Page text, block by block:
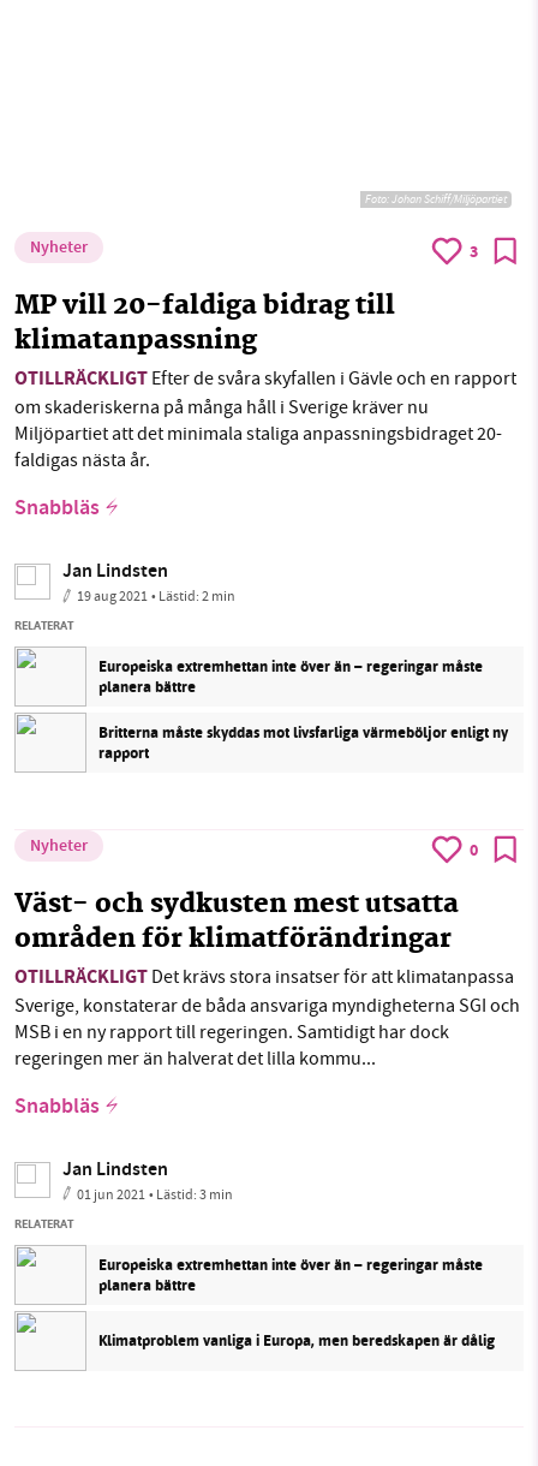
Foto:Johan Schiff/Miljöpartiet
Nyheter 3
MP vill 20-faldiga bidrag till
klimatanpassning
OTILLRÄCKLIGT Efter de svåra skyfallen i Gävle och en rapport
om skaderiskerna på många håll i Sverige kräver nu
Miljöpartiet att det minimala staliga anpassningsbidraget 20-
faldigas nästa år.
Snabbläs
Jan Lindsten
19 aug 2021• Lästid:2 min
RELATERAT
Europeiska extremhettan inte över än – regeringar måste
planera bättre
Britterna måste skyddas mot livsfarliga värmeböljor enligt ny
rapport
Nyheter 0
Väst- och sydkusten mest utsatta
områden för klimatförändringar
OTILLRÄCKLIGT Det krävs stora insatser för att klimatanpassa
Sverige, konstaterar de båda ansvariga myndigheterna SGI och
MSB i en ny rapport till regeringen. Samtidigt har dock
regeringen mer än halverat det lilla kommu...
Snabbläs
Jan Lindsten
01 jun 2021• Lästid:3 min
RELATERAT
Europeiska extremhettan inte över än – regeringar måste
planera bättre
Klimatproblem vanliga i Europa, men beredskapen är dålig